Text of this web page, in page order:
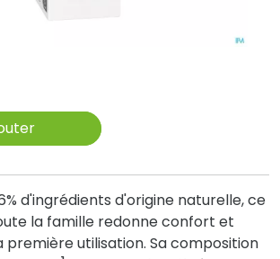
d'ingrédients d'origine naturelle, ce
la famille redonne confort et
première utilisation. Sa composition